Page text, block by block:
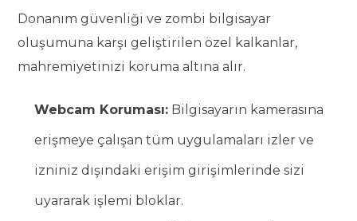
Donanım güvenliği ve zombi bilgisayar
oluşumuna karşı geliştirilen özel kalkanlar,
mahremiyetinizi koruma altına alır.
Webcam Koruması: Bilgisayarın kamerasına
erişmeye çalışan tüm uygulamaları izler ve
izniniz dışındaki erişim girişimlerinde sizi
uyararak işlemi bloklar.